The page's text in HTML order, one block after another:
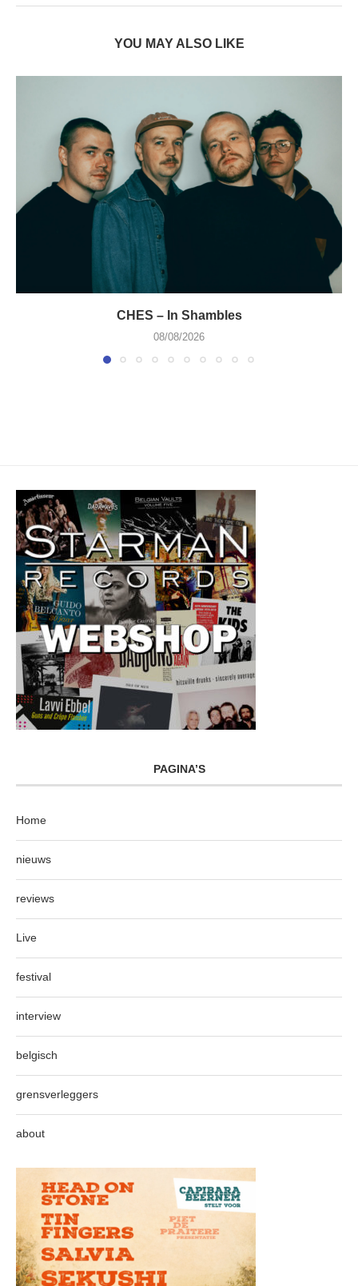
YOU MAY ALSO LIKE
CHES – In Shambles
08/08/2026
PAGINA’S
Home
nieuws
reviews
Live
festival
interview
belgisch
grensverleggers
about